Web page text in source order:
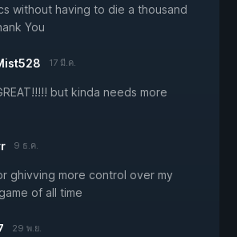
without having to die a thousand
You
17 มี.ค.
but kinda needs more
9 ธ.ค.
ghivving more control over my
of all time
29 พ.ย.